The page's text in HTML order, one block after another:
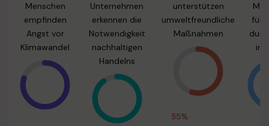
Menschen
empfinden
Angst vor
Klimawandel
Unternehmen
erkennen die
Notwendigkeit
nachhaltigen
Handelns
unterstützen
umweltfreundliche
Maßnahmen
55%